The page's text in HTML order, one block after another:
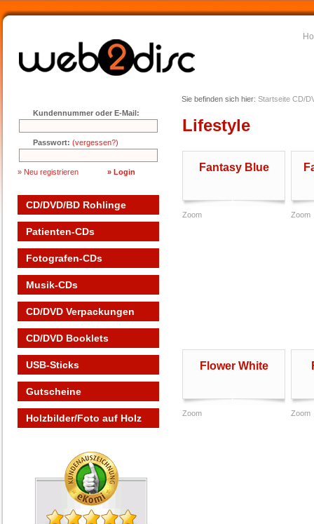
Sie befinden sich hier: Startseite CD/
Kundennummer oder E-Mail:
Passwort: (vergessen?)
» Neu registrieren
CD/DVD/BD Rohlinge
Patienten-CDs
Fotografen-CDs
Musik-CDs
CD/DVD Verpackungen
CD/DVD Booklets
USB-Sticks
Gutscheine
Holzbilder/Foto auf Holz
Lifestyle
Fantasy Blue
Zoom Zoom
Flower White
Zoom Zoom